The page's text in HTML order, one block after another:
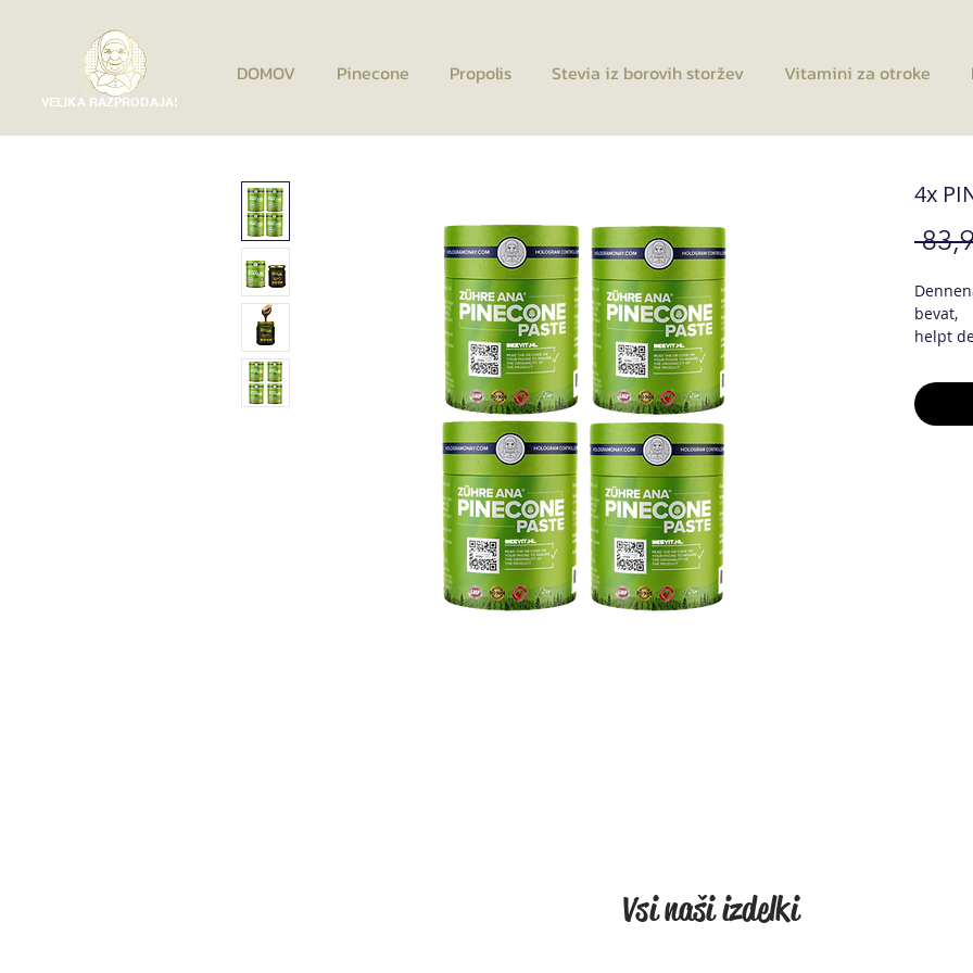
VELIKA RAZPRODAJA!
DOMOV Pinecone Propolis Stevia iz borovih storžev Vitamini za otroke
4x
bevat,
helpt
met
Paste
Vsi naši izdelki